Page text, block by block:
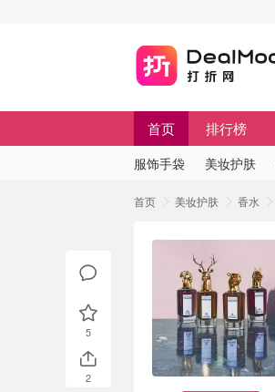
首页 排行榜
服饰手袋 美妆护肤
首页 美妆护肤 香水
5
2